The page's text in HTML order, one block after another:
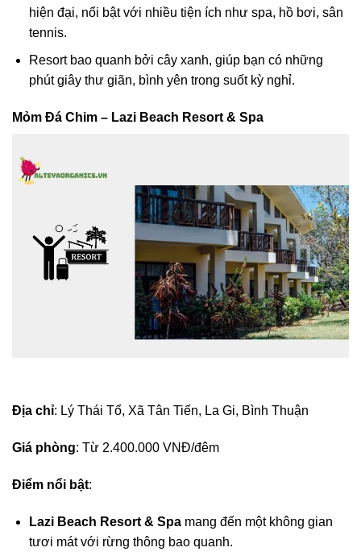
hiện đại, nổi bật với nhiều tiện ích như spa, hồ bơi, sân
tennis.
Resort bao quanh bởi cây xanh, giúp bạn có những
phút giây thư giãn, bình yên trong suốt kỳ nghỉ.
Mỏm Đá Chim – Lazi Beach Resort & Spa
Địa chỉ: Lý Thái Tổ, Xã Tân Tiến, La Gi, Bình Thuận
Giá phòng: Từ 2.400.000 VNĐ/đêm
Điểm nổi bật:
Lazi Beach Resort & Spamang đến một không gian
tươi mát với rừng thông bao quanh.